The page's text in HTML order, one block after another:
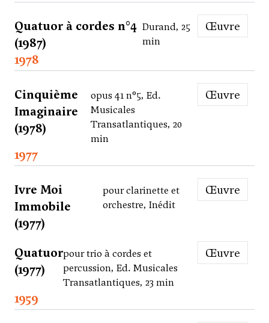
Quatuor à cordes n°4
(1987)
Durand, 25
min
Œuvre
1978
Cinquième
Imaginaire
(1978)
opus 41 n°5, Ed.
Musicales
Transatlantiques, 20
min
Œuvre
1977
Ivre Moi
Immobile
(1977)
pour clarinette et
orchestre, Inédit
Œuvre
Quatuor
(1977)
pour trio à cordes et
percussion, Ed. Musicales
Transatlantiques, 23 min
Œuvre
1959